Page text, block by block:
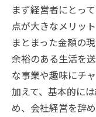
まず経営者にとっ
点が大きなメリット
まとまった金額の
余裕のある生活を
な事業や趣味にチ
加えて、基本的に
め、会社経営を辞